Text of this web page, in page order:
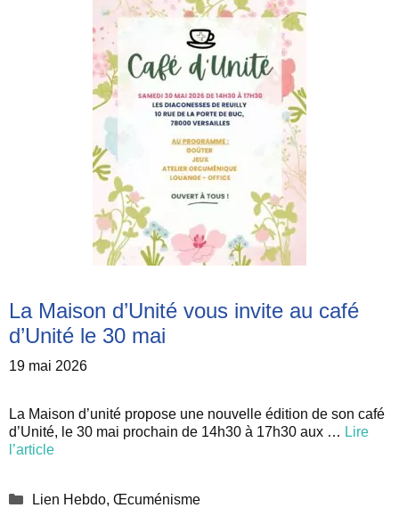
La Maison d’Unité vous invite au café
d’Unité le 30 mai
19 mai 2026
La Maison d’unité propose une nouvelle édition de son café
d’Unité, le 30 mai prochain de 14h30 à 17h30 aux … Lire
l’article
Catégories
Lien Hebdo, Œcuménisme